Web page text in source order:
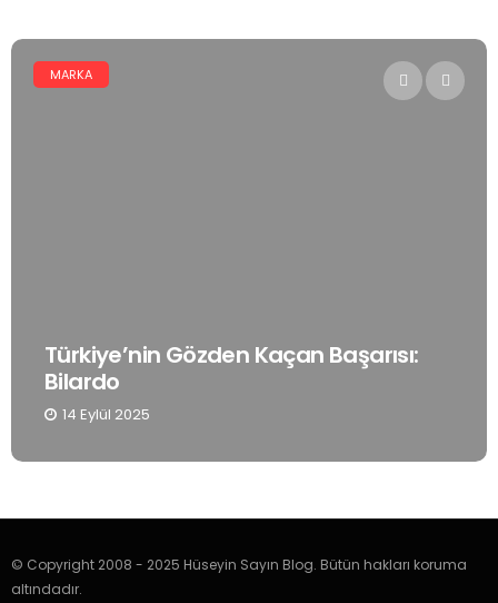
MARKA
Türkiye’nin Gözden Kaçan Başarısı:
Bilardo
14 Eylül 2025
© Copyright 2008 - 2025 Hüseyin Sayın Blog. Bütün hakları koruma
altındadır.